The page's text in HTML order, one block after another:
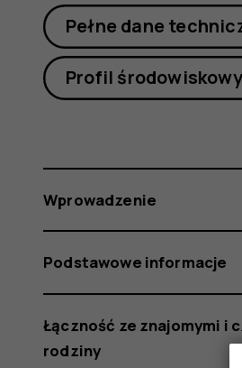
Pełne dane
Profil środowiskowy
Wprowadzenie
Podstawowe informacje
Łączność ze znajomymi i
rodziny